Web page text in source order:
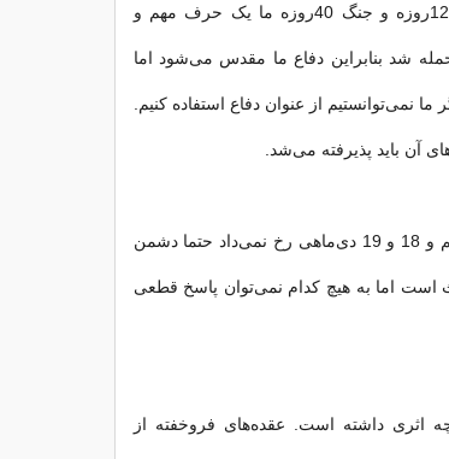
شرایط ما شروع‌کننده بودیم. الان در جنگ 12‌روزه و جنگ 40‌روزه ما یک حرف مهم و
شد بنابراین دفاع ما مقدس می‌شود اما
نمی‌توانستیم از عنوان دفاع استفاده کنیم.
آن باید پذیرفته می‌شد.
•اگر ما شرایط را درست مدیریت کرده بودیم و 18 و 19 دی‌ماهی رخ نمی‌داد حتما دشمن
است اما به هیچ کدام نمی‌توان پاسخ قطعی
اثری داشته است. عقده‌های فروخفته از